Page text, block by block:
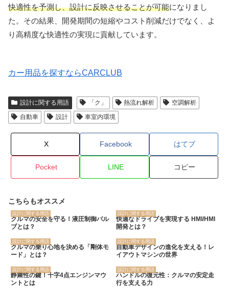
快適性を予測し、設計に反映させることが可能になりまし
た。その結果、開発期間の短縮やコスト削減だけでなく、よ
り高精度な快適性の実現に貢献しています。
カー用品を探すならCARCLUB
設計に関する用語 「ク」 熱流れ解析
空調解析
自動車
設計 車室内環境
X Facebook はてブ
Pocket LINE コピー
こちらもオススメ
設計に関する用語
クルマの安全を守る！液圧制御バル
ブとは？
設計に関する用語
快適なドライブを実現する HMI/HMI
開発とは？
設計に関する用語
クルマの乗り心地を決める「剛体モ
ード」とは？
設計に関する用語
自動車デザインの進化を支える！レ
イアウトマシンの世界
設計に関する用語
静粛性の鍵！十字4点エンジンマウ
ントとは
設計に関する用語
ハンドルの復元性：クルマの安定走
行を支える力